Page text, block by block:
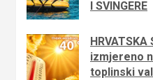
I SVINGERE
izmjereno
toplinski